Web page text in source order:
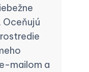
Oceňujú
mailom a